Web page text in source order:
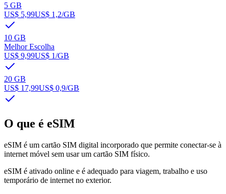
5 GB
US$ 5,99US$ 1,2/GB
10 GB
Melhor Escolha
US$ 9,99US$ 1/GB
20 GB
US$ 17,99US$ 0,9/GB
O que é eSIM
eSIM é um cartão SIM digital incorporado que permite conectar-se à
internet móvel sem usar um cartão SIM físico.
eSIM é ativado online e é adequado para viagem, trabalho e uso
temporário de internet no exterior.